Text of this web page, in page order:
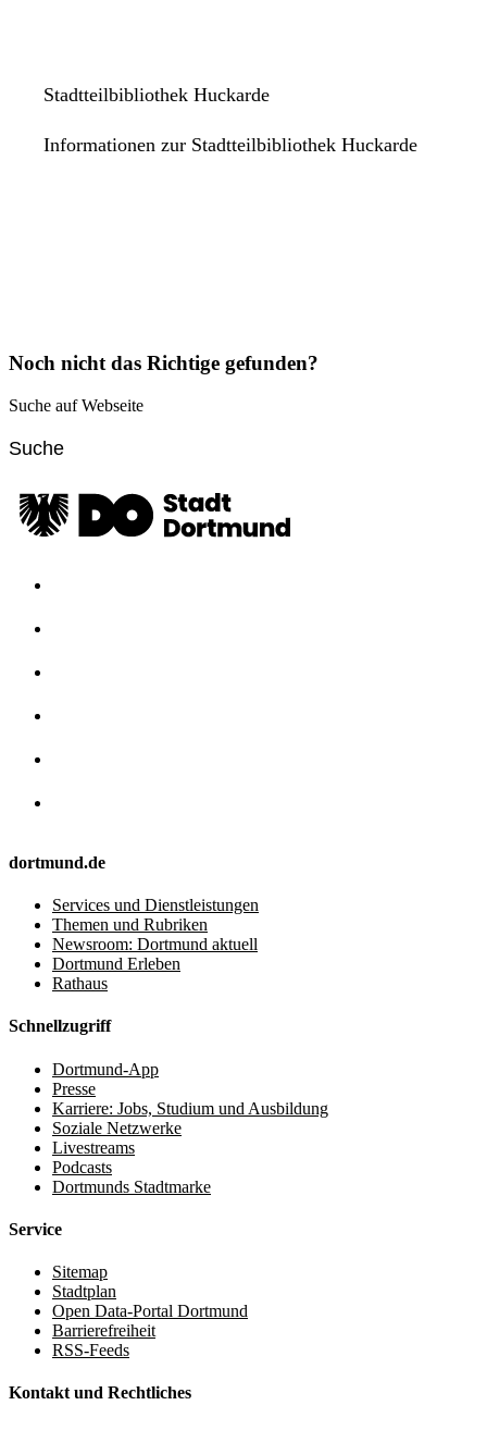
Stadtteilbibliothek Huckarde
Informationen zur Stadtteilbibliothek Huckarde
Noch nicht das Richtige gefunden?
Suche auf Webseite
dortmund.de
Services und Dienstleistungen
Themen und Rubriken
Newsroom: Dortmund aktuell
Dortmund Erleben
Rathaus
Schnellzugriff
Dortmund-App
Presse
Karriere: Jobs, Studium und Ausbildung
Soziale Netzwerke
Livestreams
Podcasts
Dortmunds Stadtmarke
Service
Sitemap
Stadtplan
Open Data-Portal Dortmund
Barrierefreiheit
RSS-Feeds
Kontakt und Rechtliches